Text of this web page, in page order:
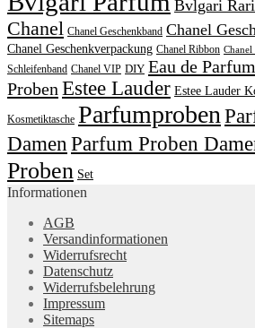
Bvlgari
Chanel Chanel Geschenkband Chanel
Chanel Geschenkverpackung Chanel Ribbon Chanel
Schleifenband Chanel VIP DIY Eau de Parfum
Proben Estee Lauder Estee Lauder
Kosmetiktasche Parfumproben
Damen Parfum Proben
Proben Set
Informationen
AGB
Versandinformationen
Widerrufsrecht
Datenschutz
Widerrufsbelehrung
Impressum
Sitemaps